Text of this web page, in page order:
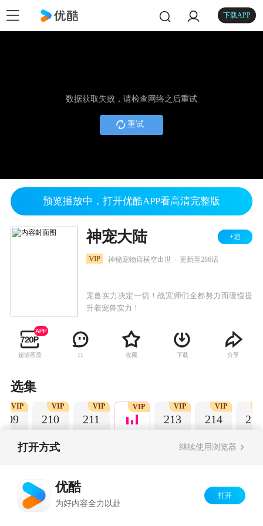
下载APP
数据获取失败，请检查网络之后重试
重试
预览播放中，打开优酷APP看高清完整版
神宠大陆 +追
VIP 神秘宠物店横空出世 更新至286话
宠兽实力决定一切！战宠师们全都努力而缓慢提
升着宠兽实力！
超清画质 11 收藏 下载 分享
选集
209
VIP
210
VIP
211
VIP VIP
213
VIP
214
VIP
215
打开方式 继续使用浏览器
优酷
为好内容全力以赴
打开